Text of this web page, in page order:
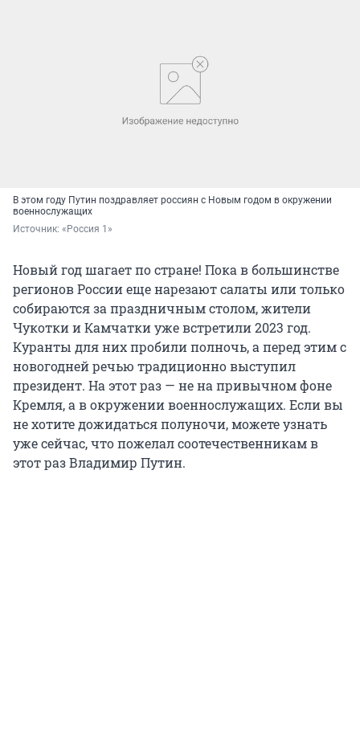
В этом году Путин поздравляет россиян с Новым годом в окружении
военнослужащих
Источник: «Россия 1»
Новый год шагает по стране! Пока в большинстве
регионов России еще нарезают салаты или только
собираются за праздничным столом, жители
Чукотки и Камчатки уже встретили 2023 год.
Куранты для них пробили полночь, а перед этим с
новогодней речью традиционно выступил
президент. На этот раз — не на привычном фоне
Кремля, а в окружении военнослужащих. Если вы
не хотите дожидаться полуночи, можете узнать
уже сейчас, что пожелал соотечественникам в
этот раз Владимир Путин.